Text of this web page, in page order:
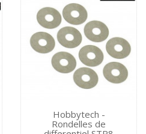
Hobbytech -
Rondelles de